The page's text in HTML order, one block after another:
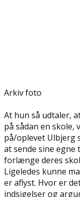
Arkiv foto
At hun så udtaler,
på sådan en
på/oplevet Ulbjerg
at sende sine
forlænge deres
Ligeledes kunne
er aflyst. Hvor er
indsigelser og